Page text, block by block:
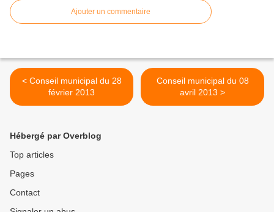
Ajouter un commentaire
< Conseil municipal du 28
février 2013
Conseil municipal du 08
avril 2013 >
Hébergé par Overblog
Top articles
Pages
Contact